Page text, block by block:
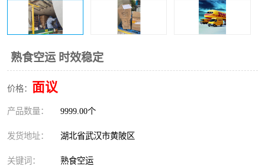
熟食空运 时效稳定
价格： 面议
产品数量： 9999.00个
发货地址： 湖北省武汉市黄陂区
关键词： 熟食空运